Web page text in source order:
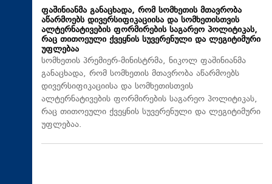
ფაშინიანმა განაცხადა, რომ სომხეთის მთავრობა
აწარმოებს დივერსიფიკაციისა და სომხეთისთვის
ალტერნატივების ფორმირების საგარეო პოლიტიკას,
რაც თითოეული ქვეყნის სუვერენული და ლეგიტიმური
უფლებაა
სომხეთის პრემიერ-მინისტრმა, ნიკოლ ფაშინიანმა
განაცხადა, რომ სომხეთის მთავრობა აწარმოებს
დივერსიფიკაციისა და სომხეთისთვის
ალტერნატივების ფორმირების საგარეო პოლიტიკას,
რაც თითოეული ქვეყნის სუვერენული და ლეგიტიმური
უფლებაა.